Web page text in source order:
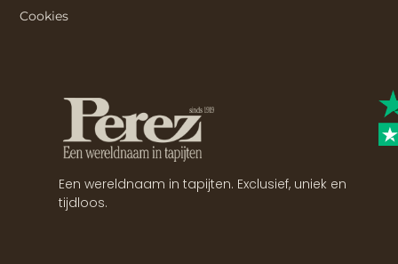
Een wereldnaam in tapijten. Exclusief, uniek en
tijdloos.
Cookies